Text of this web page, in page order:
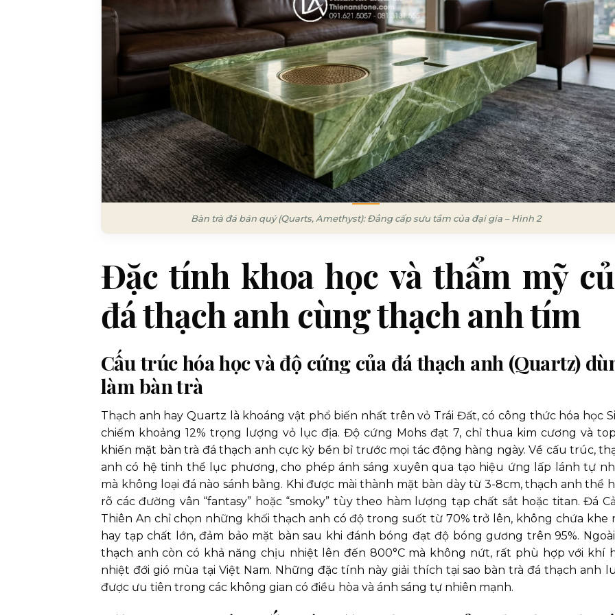
Bàn trà đá bán quý (Quarts, Amethyst): Đẳng cấp sưu tầm của đại gia – Hình 2
Đặc tính khoa học và thẩm mỹ
đá thạch anh cùng thạch anh tím
Cấu trúc hóa học và độ cứng của đá thạch anh (Quartz)
làm bàn trà
Thạch anh hay Quartz là khoáng vật phổ biến nhất trên vỏ Trái Đất, có công thức hóa học
chiếm khoảng 12% trọng lượng vỏ lục địa. Độ cứng Mohs đạt 7, chỉ thua kim cương và
khiến mặt bàn trà đá thạch anh cực kỳ bền bỉ trước mọi tác động hàng ngày. Về cấu trúc,
anh có hệ tinh thể lục phương, cho phép ánh sáng xuyên qua tạo hiệu ứng lấp lánh tự
mà không loại đá nào sánh bằng. Khi được mài thành mặt bàn dày từ 3-8cm, thạch anh thể
rõ các đường vân “fantasy” hoặc “smoky” tùy theo hàm lượng tạp chất sắt hoặc titan. Đá
Thiên An chỉ chọn những khối thạch anh có độ trong suốt từ 70% trở lên, không chứa khe
hay tạp chất lớn, đảm bảo mặt bàn sau khi đánh bóng đạt độ bóng gương trên 95%.
thạch anh còn có khả năng chịu nhiệt lên đến 800°C mà không nứt, rất phù hợp với khí
nhiệt đới gió mùa tại Việt Nam. Những đặc tính này giải thích tại sao bàn trà đá thạch anh
được ưu tiên trong các không gian có điều hòa và ánh sáng tự nhiên mạnh.